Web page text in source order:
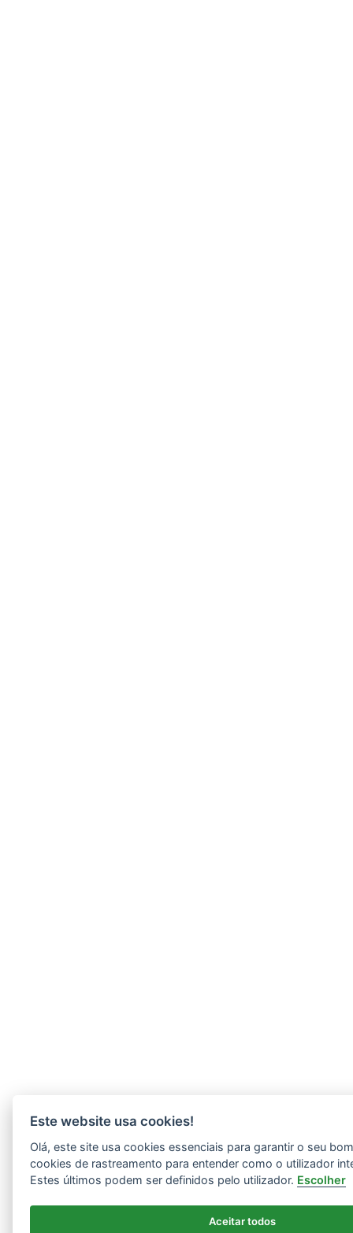
Este website usa cookies!
Olá, este site usa cookies essenciais para garantir o seu
cookies de rastreamento para entender como o utilizador
Estes últimos podem ser definidos pelo utilizador. Escolher
Aceitar todos